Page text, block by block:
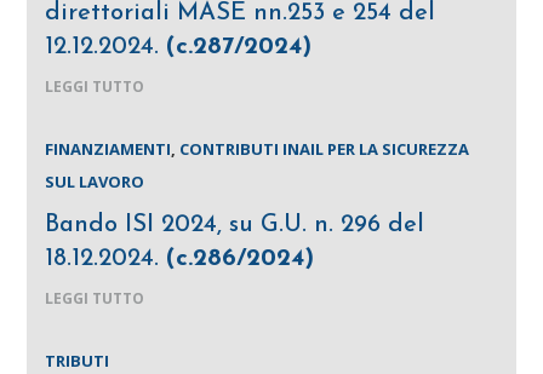
direttoriali MASE nn.253 e 254 del
12.12.2024. (c.287/2024)
LEGGI TUTTO
FINANZIAMENTI, CONTRIBUTI INAIL PER LA SICUREZZA
SUL LAVORO
Bando ISI 2024, su G.U. n. 296 del
18.12.2024. (c.286/2024)
LEGGI TUTTO
TRIBUTI